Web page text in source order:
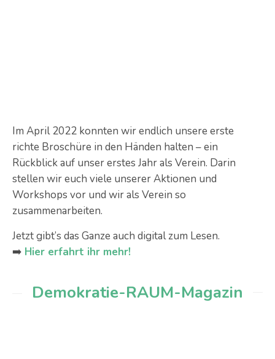
Im April 2022 konnten wir endlich unsere erste
richte Broschüre in den Händen halten – ein
Rückblick auf unser erstes Jahr als Verein. Darin
stellen wir euch viele unserer Aktionen und
Workshops vor und wir als Verein so
zusammenarbeiten.
Jetzt gibt’s das Ganze auch digital zum Lesen.
➡️ Hier erfahrt ihr mehr!
Demokratie-RAUM-Magazin